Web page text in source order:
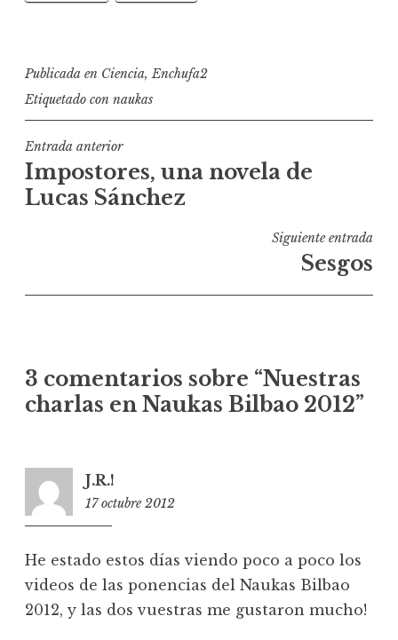
Publicada en Ciencia,Enchufa2
Etiquetado con naukas
Navegación
de
entradas
Entrada anterior
Impostores, una novela de
Lucas Sánchez
Siguiente entrada
Sesgos
3 comentarios sobre “Nuestras
charlas en Naukas Bilbao 2012”
J.R.!
17 octubre 2012
He estado estos días viendo poco a poco los
videos de las ponencias del Naukas Bilbao
2012, y las dos vuestras me gustaron mucho!